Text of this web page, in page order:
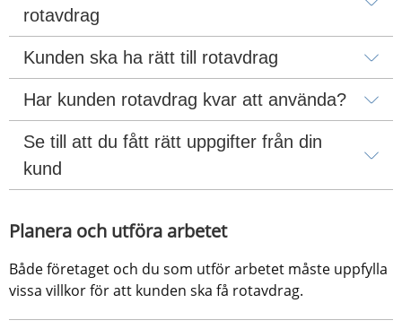
rotavdrag
Kunden ska ha rätt till rotavdrag
Har kunden rotavdrag kvar att använda?
Se till att du fått rätt uppgifter från din
kund
Planera och utföra arbetet
Både företaget och du som utför arbetet måste uppfylla
vissa villkor för att kunden ska få rotavdrag.